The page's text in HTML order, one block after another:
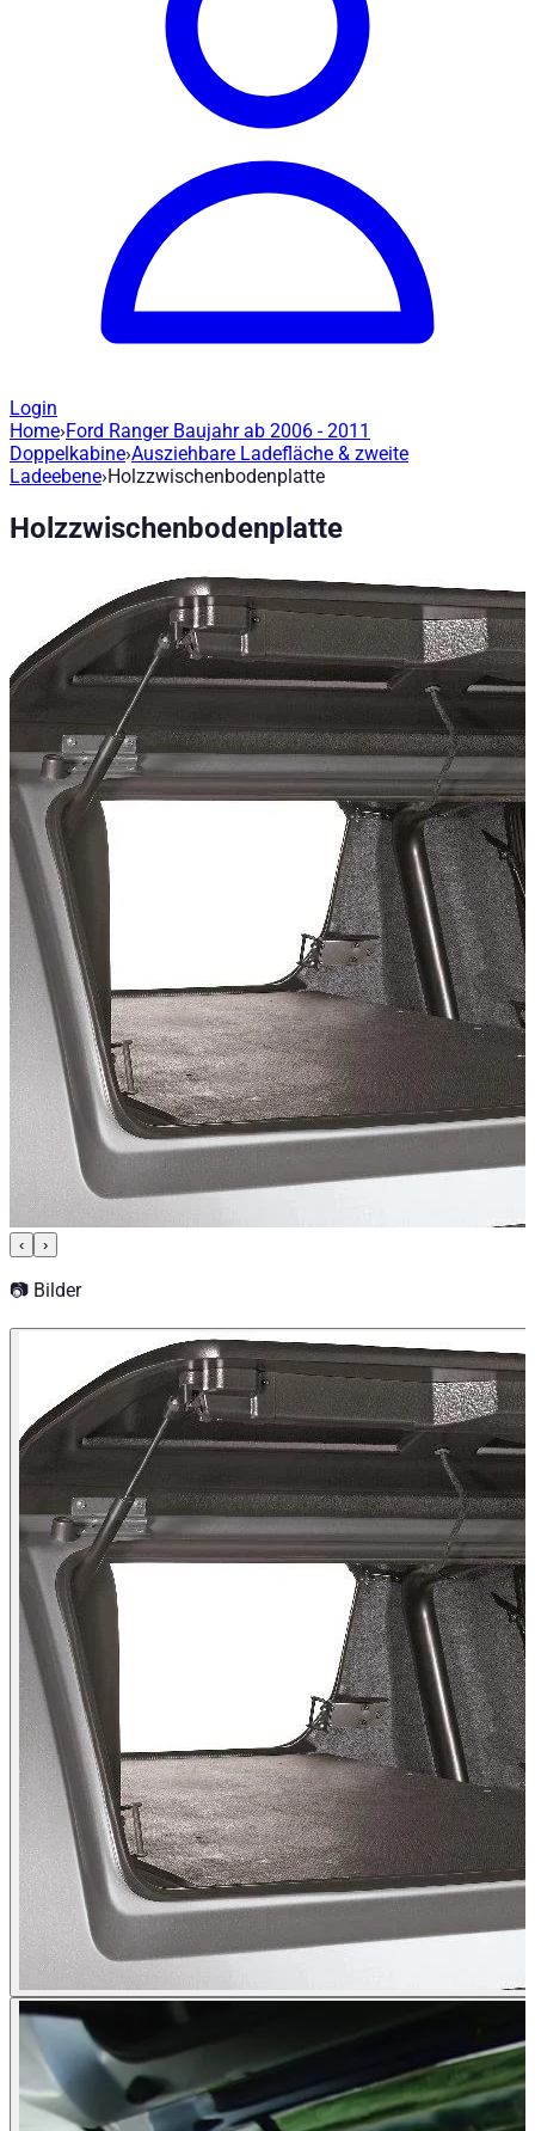
Login
Holzzwischenbodenplatte - W502115
Artikel-Nr W502115 |Marke : Road Ranger® |
Technische Daten
Einbauzeit :10
Konfigurationsvarianten:1
:113,60
Fahrzeugkompatibilität
Passend für
Ford Ranger Baujahr ab 2006 - 2011 Doppelkabine
Kategorien
Pick-up Zubehör
Ausziehbare Ladefläche & zweite Ladeebene
Home›Ford Ranger Baujahr ab 2006 - 2011
Doppelkabine›Ausziehbare Ladefläche & zweite
Ladeebene›Holzzwischenbodenplatte
Holzzwischenbodenplatte
‹ ›
📷 Bilder